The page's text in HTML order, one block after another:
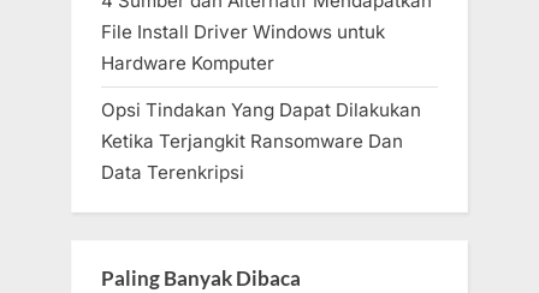
File Install Driver Windows untuk
Hardware Komputer
Opsi Tindakan Yang Dapat Dilakukan
Ketika Terjangkit Ransomware Dan
Data Terenkripsi
Paling Banyak Dibaca